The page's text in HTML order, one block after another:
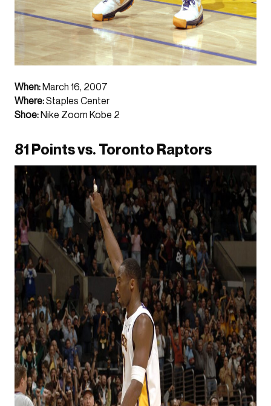
When:March 16, 2007
Where:Staples Center
Shoe:Nike Zoom Kobe 2
81 Points vs. Toronto Raptors